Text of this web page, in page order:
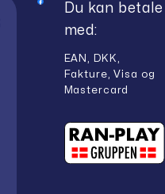
Du kan betale
med:
EAN, DKK,
Fakture, Visa og
Mastercard